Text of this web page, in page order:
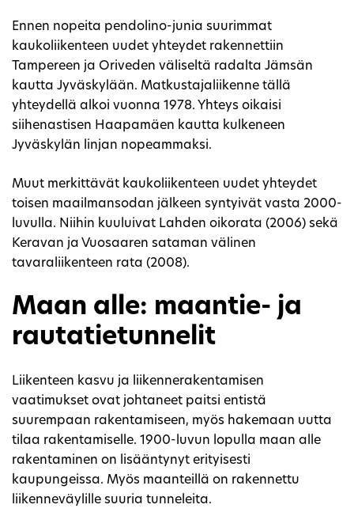
Ennen nopeita pendolino-junia suurimmat
kaukoliikenteen uudet yhteydet rakennettiin
Tampereen ja Oriveden väliseltä radalta Jämsän
kautta Jyväskylään. Matkustajaliikenne tällä
yhteydellä alkoi vuonna 1978. Yhteys oikaisi
siihenastisen Haapamäen kautta kulkeneen
Jyväskylän linjan nopeammaksi.
Muut merkittävät kaukoliikenteen uudet yhteydet
toisen maailmansodan jälkeen syntyivät vasta 2000-
luvulla. Niihin kuuluivat Lahden oikorata (2006) sekä
Keravan ja Vuosaaren sataman välinen
tavaraliikenteen rata (2008).
Maan alle: maantie- ja
rautatietunnelit
Liikenteen kasvu ja liikennerakentamisen
vaatimukset ovat johtaneet paitsi entistä
suurempaan rakentamiseen, myös hakemaan uutta
tilaa rakentamiselle. 1900-luvun lopulla maan alle
rakentaminen on lisääntynyt erityisesti
kaupungeissa. Myös maanteillä on rakennettu
liikenneväylille suuria tunneleita.